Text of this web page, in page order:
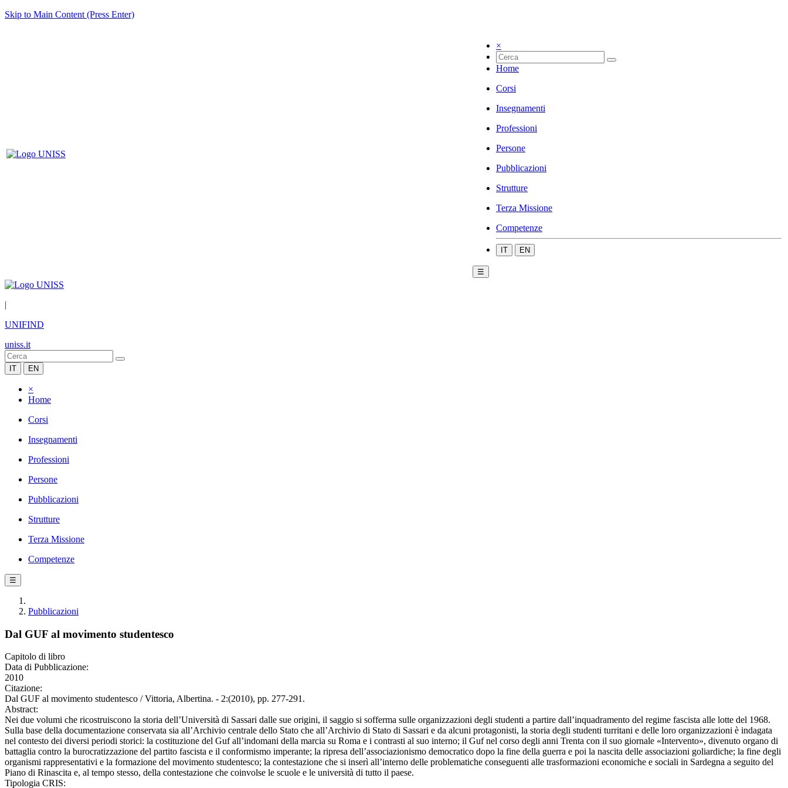
Skip to Main Content (Press Enter)
×
Home
Corsi
Insegnamenti
Professioni
Persone
Pubblicazioni
Strutture
Terza Missione
Competenze
IT EN
☰
|
UNIFIND
uniss.it
IT EN
×
Home
Corsi
Insegnamenti
Professioni
Persone
Pubblicazioni
Strutture
Terza Missione
Competenze
☰
Pubblicazioni
Dal GUF al movimento studentesco
Capitolo di libro
Data di Pubblicazione:
2010
Citazione:
Dal GUF al movimento studentesco / Vittoria, Albertina. - 2:(2010), pp. 277-291.
Abstract:
Nei due volumi che ricostruiscono la storia dell’Università di Sassari dalle sue origini, il saggio si sofferma sulle organizzazioni degli studenti a partire dall’inquadramento del regime fascista alle lotte del 1968.
Sulla base della documentazione conservata sia all’Archivio centrale dello Stato che all’Archivio di Stato di Sassari e da alcuni protagonisti, la storia degli studenti turritani e delle loro organizzazioni è indagata
nel contesto dei diversi periodi storici: la costituzione del Guf all’indomani della marcia su Roma e i contrasti al suo interno; il Guf nel corso degli anni Trenta con il suo giornale «Intervento», divenuto organo di
battaglia contro la burocratizzazione del partito fascista e il conformismo imperante; la ripresa dell’associazionismo democratico dopo la fine della guerra e poi la nascita delle associazioni goliardiche; la fine degli
organismi rappresentativi e la formazione del movimento studentesco; la contestazione che si inserì all’interno delle problematiche conseguenti alle trasformazioni economiche e sociali in Sardegna a seguito del
Piano di Rinascita e, al tempo stesso, della contestazione che coinvolse le scuole e le università di tutto il paese.
Tipologia CRIS: